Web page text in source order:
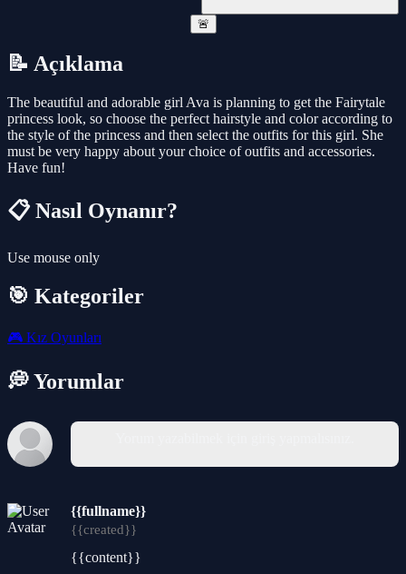
🚨
📝 Açıklama
The beautiful and adorable girl Ava is planning to get the Fairytale
princess look, so choose the perfect hairstyle and color according to
the style of the princess and then select the outfits for this girl. She
must be very happy about your choice of outfits and accessories.
Have fun!
📋 Nasıl Oynanır?
Use mouse only
🎯 Kategoriler
🎮 Kız Oyunları
💭 Yorumlar
{{fullname}}
{{created}}
{{content}}